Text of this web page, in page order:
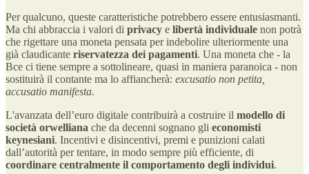
Per qualcuno, queste caratteristiche potrebbero essere entusiasmanti.
Ma chi abbraccia i valori di privacy e libertà individuale non potrà
che rigettare una moneta pensata per indebolire ulteriormente una
già claudicante riservatezza dei pagamenti. Una moneta che - la
Bce ci tiene sempre a sottolineare, quasi in maniera paranoica - non
sostituirà il contante ma lo affiancherà: excusatio non petita,
accusatio manifesta.
L'avanzata dell’euro digitale contribuirà a costruire il modello di
società orwelliana che da decenni sognano gli economisti
keynesiani. Incentivi e disincentivi, premi e punizioni calati
dall’autorità per tentare, in modo sempre più efficiente, di
coordinare centralmente il comportamento degli individui.